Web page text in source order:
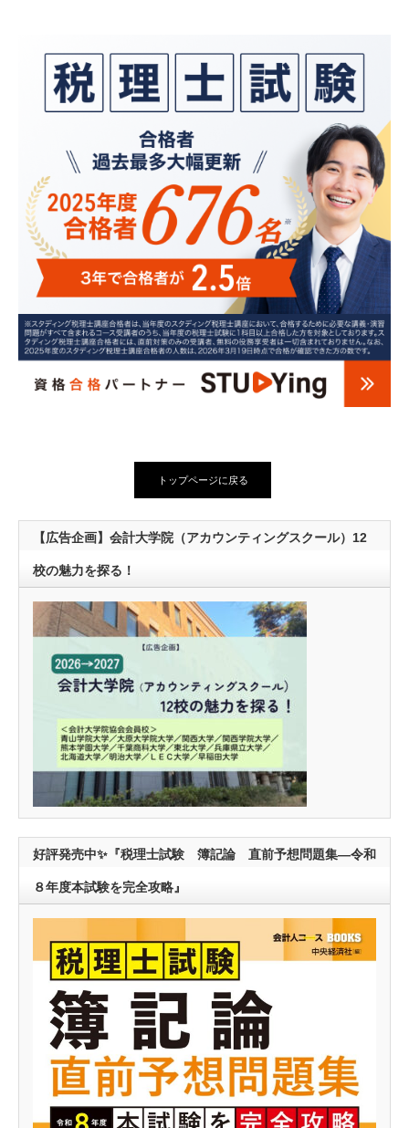
トップページに戻る
【広告企画】会計大学院（アカウンティングスクール）12
校の魅力を探る！
好評発売中✨『税理士試験 簿記論 直前予想問題集―令和
８年度本試験を完全攻略』